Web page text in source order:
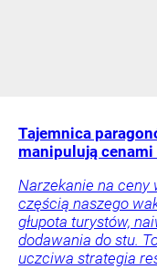
Tajemnica
manipulują cenami
Narzekanie na ceny
częścią naszego
głupota turystów,
dodawania do stu.
uczciwa strategia